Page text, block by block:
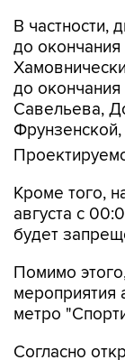
В частности,
до
до окончания
Савельева,
Кроме того,
августа с
будет
Помимо
мероприятия
метро
Согласно